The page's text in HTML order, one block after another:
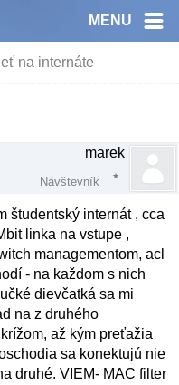
MENU
na internáte
marek
Návštevník
študentský internát , cca
linka na vstupe ,
managementom, acl
- na každom s nich
dievčatká sa mi
na z druhého
až kým preťažia
sa konektujú nie
druhé. VIEM- MAC filter